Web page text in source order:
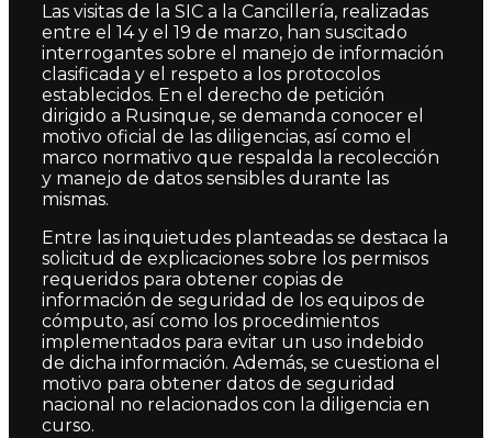
Las visitas de la SIC a la Cancillería, realizadas
entre el 14 y el 19 de marzo, han suscitado
interrogantes sobre el manejo de información
clasificada y el respeto a los protocolos
establecidos. En el derecho de petición
dirigido a Rusinque, se demanda conocer el
motivo oficial de las diligencias, así como el
marco normativo que respalda la recolección
y manejo de datos sensibles durante las
mismas.
Entre las inquietudes planteadas se destaca la
solicitud de explicaciones sobre los permisos
requeridos para obtener copias de
información de seguridad de los equipos de
cómputo, así como los procedimientos
implementados para evitar un uso indebido
de dicha información. Además, se cuestiona el
motivo para obtener datos de seguridad
nacional no relacionados con la diligencia en
curso.